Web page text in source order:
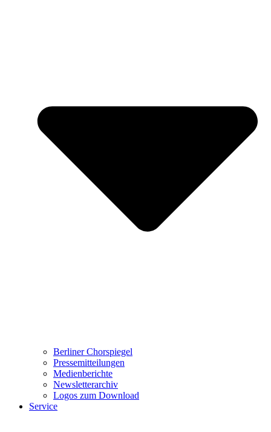
Berliner Chorspiegel
Pressemitteilungen
Medienberichte
Newsletterarchiv
Logos zum Download
Service